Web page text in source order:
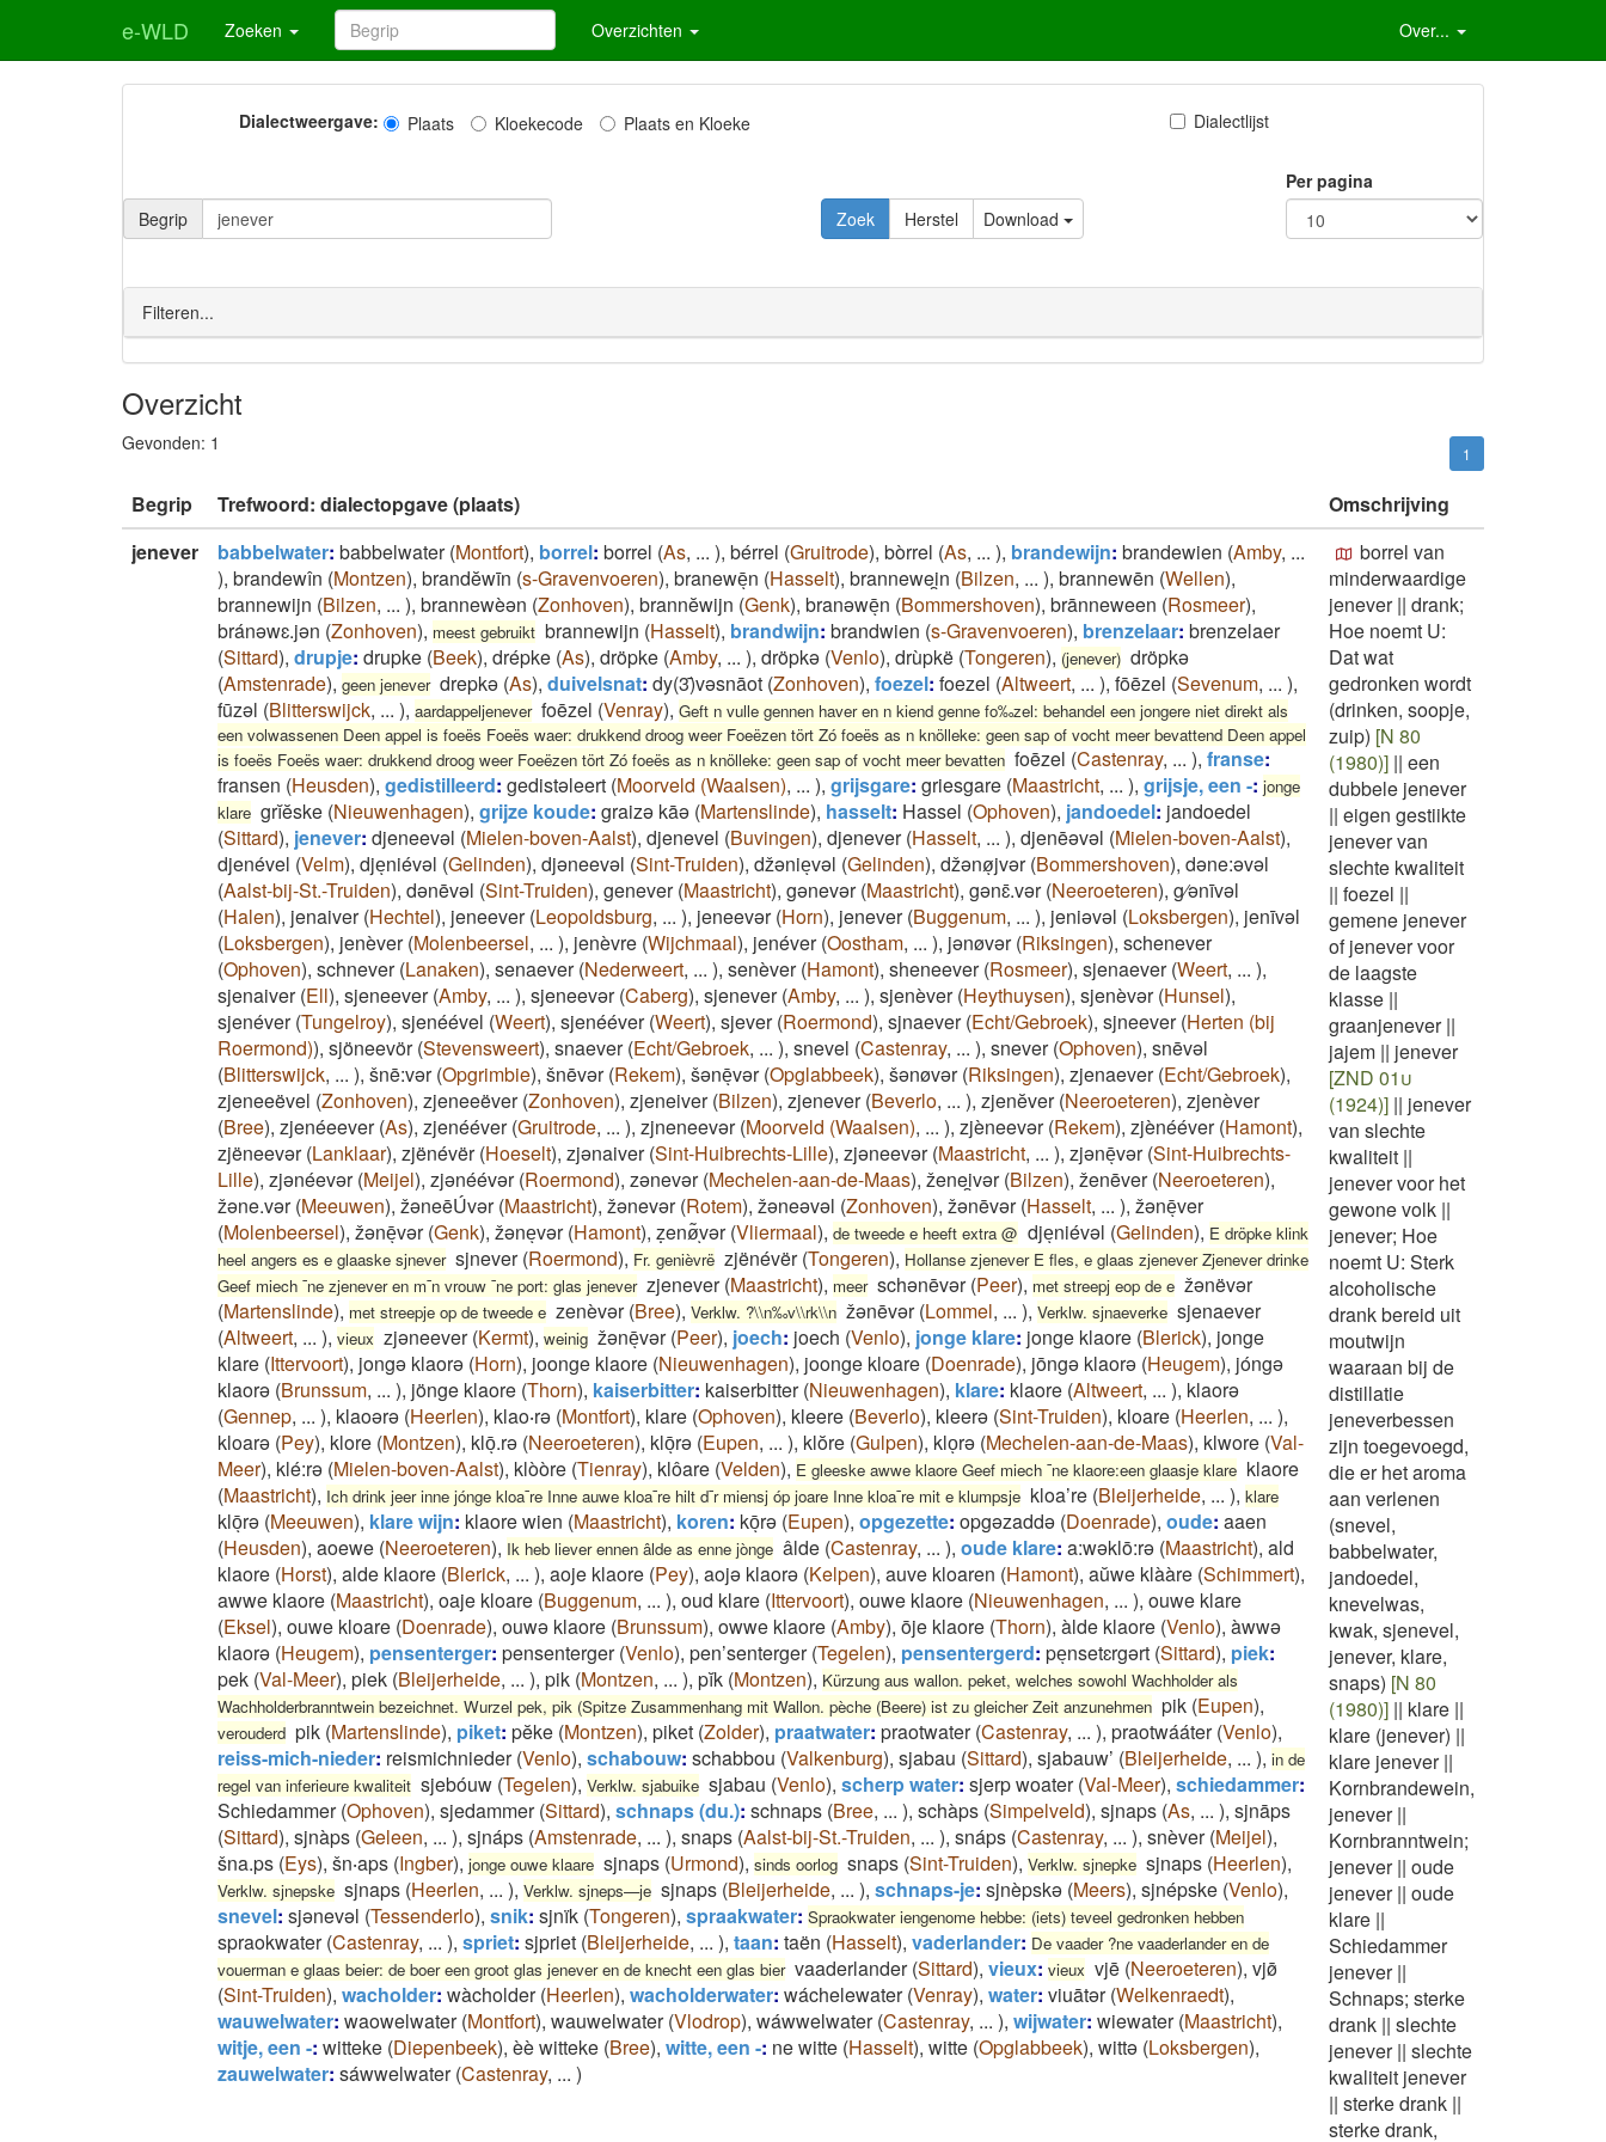
e-WLD Zoeken Overzichten Over...
Dialectweergave: Plaats Kloekecode Plaats en Kloeke Dialectlijst
Begrip Zoek Herstel Download
Per pagina
Filteren...
Overzicht
Gevonden: 1 1
Begrip Trefwoord: dialectopgave (plaats)
Omschrijving
jenever
babbelwater: babbelwater(Montfort), borrel: borrel (As, ... ), bérrel (Gruitrode), bòrrel (As, ... ), brandewijn: brandewien (Amby, ...
), brandewîn (Montzen), brandĕwīn (s-Gravenvoeren), branewēͅn (Hasselt), brannewei̯n (Bilzen, ... ), brannewēn (Wellen),
brannewijn (Bilzen, ... ), brannewèən (Zonhoven), brannĕwijn (Genk), branəwēͅn (Bommershoven), brānneween (Rosmeer),
bránəwɛ.jən (Zonhoven), meest gebruikt brannewijn (Hasselt), brandwijn: brandwien (s-Gravenvoeren), brenzelaar: brenzelaer
(Sittard), drupje: drupke (Beek), drépke (As), dröpke (Amby, ... ), dröpkə (Venlo), drùpkë (Tongeren), (jenever) dröpkə
(Amstenrade), geen jenever drepkə (As), duivelsnat: dy(3)̄vəsnāot (Zonhoven), foezel: foezel (Altweert, ... ), fōēzel (Sevenum, ... ),
fūzəl (Blitterswijck, ... ), aardappeljenever foēzel (Venray), Geft n vulle gennen haver en n kiend genne fo‰zel: behandel een jongere niet direkt als
een volwassenen Deen appel is foeës Foeës waer: drukkend droog weer Foeëzen tört Zó foeës as n knölleke: geen sap of vocht meer bevattend Deen appel
is foeës Foeës waer: drukkend droog weer Foeëzen tört Zó foeës as n knölleke: geen sap of vocht meer bevatten foēzel (Castenray, ... ), franse:
fransen (Heusden), gedistilleerd: gedistəleert (Moorveld (Waalsen), ... ), grijsgare: griesgare (Maastricht, ... ), grijsje, een -: jonge
klare grĭĕske (Nieuwenhagen), grijze koude: graizə kāə (Martenslinde), hasselt: Hassel (Ophoven), jandoedel: jandoedel
(Sittard), jenever: djeneevəl (Mielen-boven-Aalst), djenevel (Buvingen), djenever(Hasselt, ... ), djenēəvəl (Mielen-boven-Aalst),
djenével (Velm), djeͅniévəl (Gelinden), djəneevəl (Sint-Truiden), džənieͅvəl (Gelinden), džənøͅjvər(Bommershoven), dəne:əvəl
(Aalst-bij-St.-Truiden), dənēvəl (Sint-Truiden), genever(Maastricht), gənevər(Maastricht), gənɛ̄.vər(Neeroeteren), g⁄ənīvəl
(Halen), jenaiver(Hechtel), jeneever(Leopoldsburg, ... ), jeneevər(Horn), jenever(Buggenum, ... ), jeniəvəl (Loksbergen), jenīvəl
(Loksbergen), jenèver(Molenbeersel, ... ), jenèvre (Wijchmaal), jenéver(Oostham, ... ), jənøvər(Riksingen), schenever
(Ophoven), schnever(Lanaken), senaever(Nederweert, ... ), senèver(Hamont), sheneever(Rosmeer), sjenaever(Weert, ... ),
sjenaiver(Ell), sjeneever(Amby, ... ), sjeneevər(Caberg), sjenever(Amby, ... ), sjenèver(Heythuysen), sjenèvər(Hunsel),
sjenéver(Tungelroy), sjenéével (Weert), sjenééver(Weert), sjever(Roermond), sjnaever(Echt/Gebroek), sjneever(Herten (bij
Roermond)), sjöneevör(Stevensweert), snaever(Echt/Gebroek, ... ), snevel (Castenray, ... ), snever(Ophoven), snēvəl
(Blitterswijck, ... ), šnē:vər(Opgrimbie), šnēvər(Rekem), šənēͅvər(Opglabbeek), šənøvər(Riksingen), zjenaever(Echt/Gebroek),
zjeneeëvel (Zonhoven), zjeneeëver(Zonhoven), zjeneiver(Bilzen), zjenever(Beverlo, ... ), zjenĕver(Neeroeteren), zjenèver
(Bree), zjenéeever(As), zjenééver(Gruitrode, ... ), zjneneevər(Moorveld (Waalsen), ... ), zjèneevər(Rekem), zjènééver(Hamont),
zjëneevər(Lanklaar), zjënévër(Hoeselt), zjənaiver(Sint-Huibrechts-Lille), zjəneevər(Maastricht, ... ), zjənēͅvər(Sint-Huibrechts-
Lille), zjənéevər(Meijel), zjənéévər(Roermond), zənevər(Mechelen-aan-de-Maas), ženei̯vər(Bilzen), ženēver(Neeroeteren),
žəne.vər(Meeuwen), žəneēÚvər(Maastricht), žənevər(Rotem), žəneəvəl (Zonhoven), žənēvər(Hasselt, ... ), žənēͅver
(Molenbeersel), žənēͅvər(Genk), žəneͅvər(Hamont), ẓenø͂ͅvər(Vliermaal), de tweede e heeft extra @ djeͅniévəl (Gelinden), E dröpke klink
heel angers es e glaaske sjnever sjnever(Roermond), Fr. genièvrë zjënévër(Tongeren), Hollanse zjenever E fles, e glaas zjenever Zjenever drinke
Geef miech ¯ne zjenever en m¯n vrouw ¯ne port: glas jenever zjenever(Maastricht), meer schənēvər(Peer), met streepj eop de e žənëvər
(Martenslinde), met streepje op de tweede e zenèvər(Bree), Verklw. ?\\n‰v\\rk\\n žənēvər(Lommel, ... ), Verklw. sjnaeverke sjenaever
(Altweert, ... ), vieux zjəneever(Kermt), weinig žənēͅvər(Peer), joech: joech (Venlo), jonge klare: jonge klaore (Blerick), jonge
klare (Ittervoort), jongə klaorə (Horn), joonge klaore (Nieuwenhagen), joonge kloare (Doenrade), jōngə klaorə (Heugem), jóngə
klaorə (Brunssum, ... ), jönge klaore (Thorn), kaiserbitter: kaiserbitter(Nieuwenhagen), klare: klaore (Altweert, ... ), klaorə
(Gennep, ... ), klaoərə (Heerlen), klao‧rə (Montfort), klare (Ophoven), kleere (Beverlo), kleerə (Sint-Truiden), kloare (Heerlen, ... ),
kloarə (Pey), klore (Montzen), klōͅ.rə (Neeroeteren), klōͅrə (Eupen, ... ), klŏre (Gulpen), kloͅrə (Mechelen-aan-de-Maas), klwore (Val-
Meer), klé:rə (Mielen-boven-Aalst), klòòre (Tienray), klôare (Velden), E gleeske awwe klaore Geef miech ¯ne klaore:een glaasje klare klaore
(Maastricht), Ich drink jeer inne jónge kloa¯re Inne auwe kloa¯re hilt d¯r miensj óp joare Inne kloa¯re mit e klumpsje kloa’re (Bleijerheide, ... ), klare
klōͅrə (Meeuwen), klare wijn: klaore wien (Maastricht), koren: kōͅrə (Eupen), opgezette: opgəzaddə (Doenrade), oude: aaen
(Heusden), aoewe (Neeroeteren), Ik heb liever ennen âlde as enne jònge âlde (Castenray, ... ), oude klare: a:wəklō:rə (Maastricht), ald
klaore (Horst), alde klaore (Blerick, ... ), aoje klaore (Pey), aojə klaorə (Kelpen), auve kloaren (Hamont), aŭwe klààre (Schimmert),
awwe klaore (Maastricht), oaje kloare (Buggenum, ... ), oud klare (Ittervoort), ouwe klaore (Nieuwenhagen, ... ), ouwe klare
(Eksel), ouwe kloare (Doenrade), ouwə klaore (Brunssum), owwe klaore (Amby), ōje klaore (Thorn), àlde klaore (Venlo), àwwə
klaorə (Heugem), pensenterger: pensenterger(Venlo), pen’senterger(Tegelen), pensentergerd: peͅnsetɛrgərt (Sittard), piek:
pek (Val-Meer), piek (Bleijerheide, ... ), pik (Montzen, ... ), pĭk (Montzen), Kürzung aus wallon. peket, welches sowohl Wachholder als
Wachholderbranntwein bezeichnet. Wurzel pek, pik (Spitze Zusammenhang mit Wallon. pèche (Beere) ist zu gleicher Zeit anzunehmen pik (Eupen),
verouderd pik (Martenslinde), piket: pĕke (Montzen), piket (Zolder), praatwater: praotwater(Castenray, ... ), praotwááter(Venlo),
reiss-mich-nieder: reismichnieder(Venlo), schabouw: schabbou (Valkenburg), sjabau (Sittard), sjabauw’ (Bleijerheide, ... ), in de
regel van inferieure kwaliteit sjebóuw (Tegelen), Verklw. sjabuike sjabau (Venlo), scherp water: sjerp woater(Val-Meer), schiedammer:
Schiedammer(Ophoven), sjedammer(Sittard), schnaps (du.): schnaps (Bree, ... ), schàps (Simpelveld), sjnaps (As, ... ), sjnāps
(Sittard), sjnàps (Geleen, ... ), sjnáps (Amstenrade, ... ), snaps (Aalst-bij-St.-Truiden, ... ), snáps (Castenray, ... ), snèver(Meijel),
šna.ps (Eys), šn‧aps (Ingber), jonge ouwe klaare sjnaps (Urmond), sinds oorlog snaps (Sint-Truiden), Verklw. sjnepke sjnaps (Heerlen),
Verklw. sjnepske sjnaps (Heerlen, ... ), Verklw. sjneps—je sjnaps (Bleijerheide, ... ), schnaps-je: sjnèpskə (Meers), sjnépske (Venlo),
snevel: sjənevəl (Tessenderlo), snik: sjnïk (Tongeren), spraakwater: Spraokwater iengenome hebbe: (iets) teveel gedronken hebben
spraokwater(Castenray, ... ), spriet: sjpriet (Bleijerheide, ... ), taan: taën (Hasselt), vaderlander: De vaader ?ne vaaderlander en de
vouerman e glaas beier: de boer een groot glas jenever en de knecht een glas bier vaaderlander(Sittard), vieux: vieux vjē (Neeroeteren), vjø̄
(Sint-Truiden), wacholder: wàcholder(Heerlen), wacholderwater: wáchelewater(Venray), water: viuātər(Welkenraedt),
wauwelwater: waowelwater(Montfort), wauwelwater(Vlodrop), wáwwelwater(Castenray, ... ), wijwater: wiewater(Maastricht),
witje, een -: witteke (Diepenbeek), èè witteke (Bree), witte, een -: ne witte (Hasselt), witte (Opglabbeek), wittə (Loksbergen),
zauwelwater: sáwwelwater(Castenray, ... )
borrel van
minderwaardige
jenever|| drank;
Hoe noemt U:
Dat wat
gedronken wordt
(drinken, soopje,
zuip) [N 80
(1980)] || een
dubbele jenever
|| eigen gestiikte
jenever van
slechte kwaliteit
|| foezel ||
gemene jenever
of jenever voor
de laagste
klasse ||
graanjenever||
jajem || jenever
[ZND 01u
(1924)] || jenever
van slechte
kwaliteit ||
jenever voor het
gewone volk ||
jenever; Hoe
noemt U: Sterk
alcoholische
drank bereid uit
moutwijn
waaraan bij de
distillatie
jeneverbessen
zijn toegevoegd,
die er het aroma
aan verlenen
(snevel,
babbelwater,
jandoedel,
knevelwas,
kwak, sjenevel,
jenever, klare,
snaps) [N 80
(1980)] || klare ||
klare (jenever) ||
klare jenever||
Kornbrandewein,
jenever||
Kornbranntwein;
jenever|| oude
jenever|| oude
klare ||
Schiedammer
jenever||
Schnaps; sterke
drank || slechte
jenever|| slechte
kwaliteit jenever
|| sterke drank ||
sterke drank,